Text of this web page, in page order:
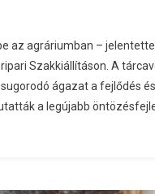
az agráriumban –
Szakkiállításon. A
ágazat a fejlődés
a legújabb